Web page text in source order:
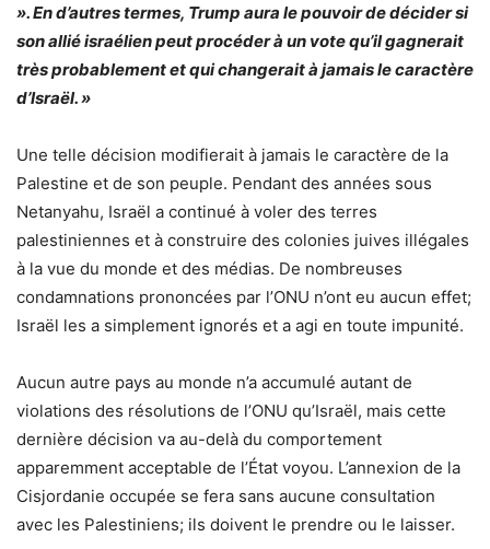
». En d’autres termes, Trump aura le pouvoir de décider si
son allié israélien peut procéder à un vote qu’il gagnerait
très probablement et qui changerait à jamais le caractère
d’Israël. »
Une telle décision modifierait à jamais le caractère de la
Palestine et de son peuple. Pendant des années sous
Netanyahu, Israël a continué à voler des terres
palestiniennes et à construire des colonies juives illégales
à la vue du monde et des médias. De nombreuses
condamnations prononcées par l’ONU n’ont eu aucun effet;
Israël les a simplement ignorés et a agi en toute impunité.
Aucun autre pays au monde n’a accumulé autant de
violations des résolutions de l’ONU qu’Israël, mais cette
dernière décision va au-delà du comportement
apparemment acceptable de l’État voyou. L’annexion de la
Cisjordanie occupée se fera sans aucune consultation
avec les Palestiniens; ils doivent le prendre ou le laisser.